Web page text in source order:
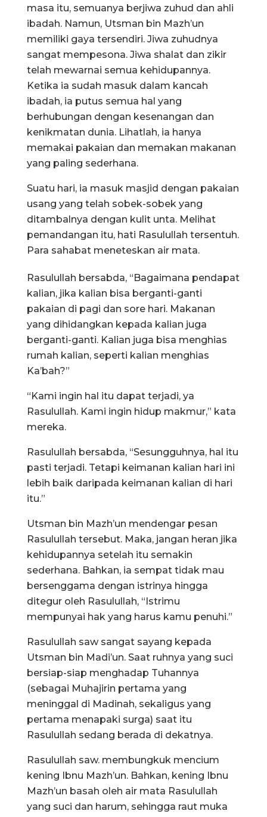
masa itu, semuanya berjiwa zuhud dan ahli
ibadah. Namun, Utsman bin Mazh’un
memiliki gaya tersendiri. Jiwa zuhudnya
sangat mempesona. Jiwa shalat dan zikir
telah mewarnai semua kehidupannya.
Ketika ia sudah masuk dalam kancah
ibadah, ia putus semua hal yang
berhubungan dengan kesenangan dan
kenikmatan dunia. Lihatlah, ia hanya
memakai pakaian dan memakan makanan
yang paling sederhana.
Suatu hari, ia masuk masjid dengan pakaian
usang yang telah sobek-sobek yang
ditambalnya dengan kulit unta. Melihat
pemandangan itu, hati Rasulullah tersentuh.
Para sahabat meneteskan air mata.
Rasulullah bersabda, “Bagaimana pendapat
kalian, jika kalian bisa berganti-ganti
pakaian di pagi dan sore hari. Makanan
yang dihidangkan kepada kalian juga
berganti-ganti. Kalian juga bisa menghias
rumah kalian, seperti kalian menghias
Ka’bah?”
“Kami ingin hal itu dapat terjadi, ya
Rasulullah. Kami ingin hidup makmur,” kata
mereka.
Rasulullah bersabda, “Sesungguhnya, hal itu
pasti terjadi. Tetapi keimanan kalian hari ini
lebih baik daripada keimanan kalian di hari
itu.”
Utsman bin Mazh’un mendengar pesan
Rasulullah tersebut. Maka, jangan heran jika
kehidupannya setelah itu semakin
sederhana. Bahkan, ia sempat tidak mau
bersenggama dengan istrinya hingga
ditegur oleh Rasulullah, “Istrimu
mempunyai hak yang harus kamu penuhi.”
Rasulullah saw sangat sayang kepada
Utsman bin Madi’un. Saat ruhnya yang suci
bersiap-siap menghadap Tuhannya
(sebagai Muhajirin pertama yang
meninggal di Madinah, sekaligus yang
pertama menapaki surga) saat itu
Rasulullah sedang berada di dekatnya.
Rasulullah saw. membungkuk mencium
kening Ibnu Mazh’un. Bahkan, kening Ibnu
Mazh’un basah oleh air mata Rasulullah
yang suci dan harum, sehingga raut muka